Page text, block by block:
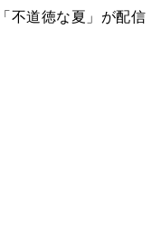
不道徳な夏」が配信